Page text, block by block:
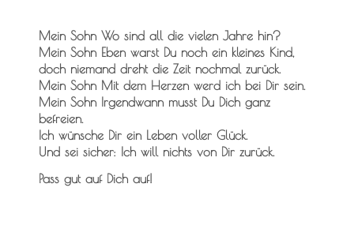
Mein Sohn Wo sind all die vielen Jahre hin?
Mein Sohn Eben warst Du noch ein kleines Kind,
doch niemand dreht die Zeit nochmal zurück.
Mein Sohn Mit dem Herzen werd ich bei Dir sein.
Mein Sohn Irgendwann musst Du Dich ganz
befreien.
Ich wünsche Dir ein Leben voller Glück.
Und sei sicher: Ich will nichts von Dir zurück.
Pass gut auf Dich auf!